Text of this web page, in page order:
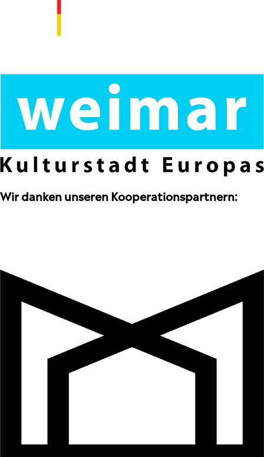
Wir danken unseren Kooperationspartnern: